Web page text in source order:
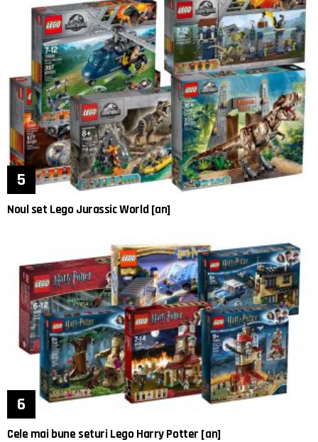
Noul set Lego Jurassic World [an]
Cele mai bune seturi Lego Harry Potter [an]